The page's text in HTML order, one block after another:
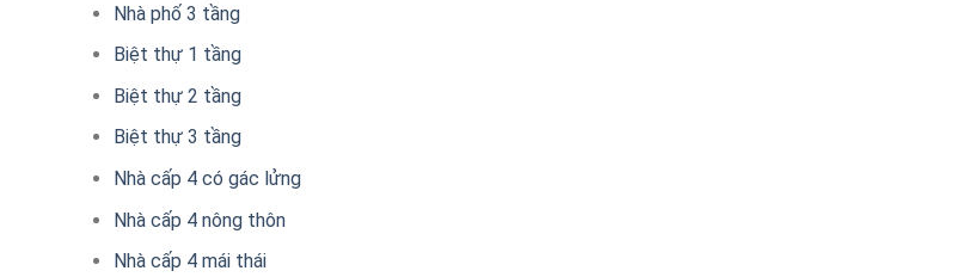
Nhà phố 3 tầng
Biệt thự 1 tầng
Biệt thự 2 tầng
Biệt thự 3 tầng
Nhà cấp 4 có gác lửng
Nhà cấp 4 nông thôn
Nhà cấp 4 mái thái